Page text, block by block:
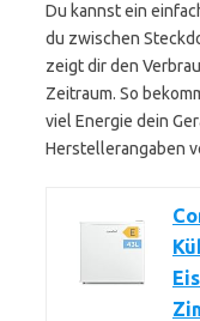
Du kannst ein
du zwischen
zeigt dir den
Zeitraum. So
viel Energie dein
Herstellerangaben